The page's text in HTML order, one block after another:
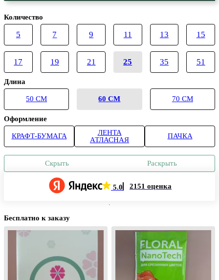
Количество
5 7 9 11 13 15
17 19 21 25 35 51
Длина
50 СМ 60 СМ 70 СМ
Оформление
КРАФТ-БУМАГА
ЛЕНТА
АТЛАСНАЯ
ПАЧКА
Скрыть Раскрыть
5.0 2151 оценка
Бесплатно к заказу